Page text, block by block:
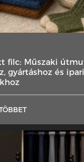
filc: Műszaki
gyártáshoz és ipari